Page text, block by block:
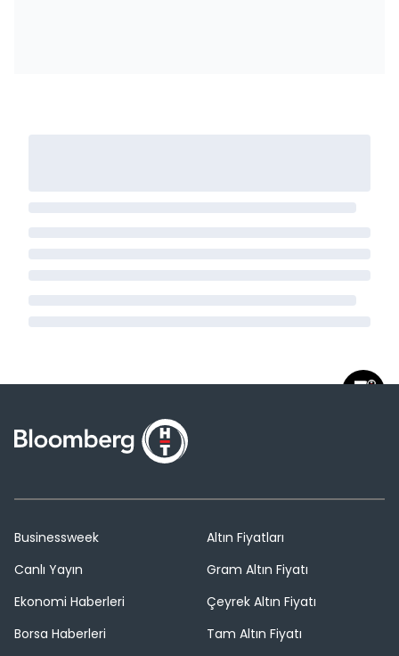
Businessweek
Canlı Yayın
Ekonomi Haberleri
Borsa Haberleri
Altın Fiyatları
Gram Altın Fiyatı
Çeyrek Altın Fiyatı
Tam Altın Fiyatı